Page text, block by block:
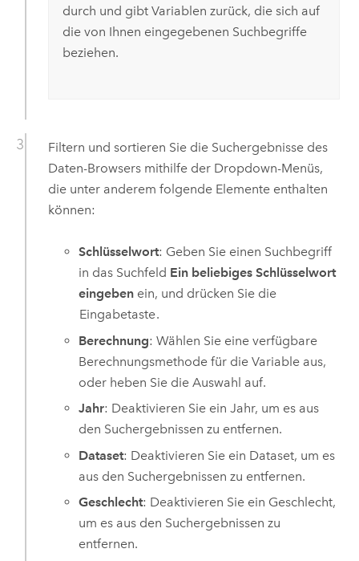
durch und gibt Variablen zurück, die sich auf
die von Ihnen eingegebenen Suchbegriffe
beziehen.
Filtern und sortieren Sie die Suchergebnisse des
Daten-Browsers mithilfe der Dropdown-Menüs,
die unter anderem folgende Elemente enthalten
können:
Schlüsselwort: Geben Sie einen Suchbegriff
in das Suchfeld Ein beliebiges Schlüsselwort
eingeben ein, und drücken Sie die
Eingabetaste.
Berechnung: Wählen Sie eine verfügbare
Berechnungsmethode für die Variable aus,
oder heben Sie die Auswahl auf.
Jahr: Deaktivieren Sie ein Jahr, um es aus
den Suchergebnissen zu entfernen.
Dataset: Deaktivieren Sie ein Dataset, um es
aus den Suchergebnissen zu entfernen.
Geschlecht: Deaktivieren Sie ein Geschlecht,
um es aus den Suchergebnissen zu
entfernen.